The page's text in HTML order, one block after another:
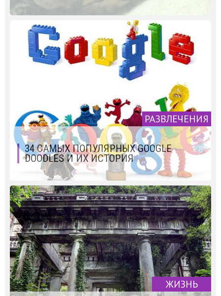
РАЗВЛЕЧЕНИЯ
34 САМЫХ ПОПУЛЯРНЫХ GOOGLE
DOODLES И ИХ ИСТОРИЯ
ЖИЗНЬ